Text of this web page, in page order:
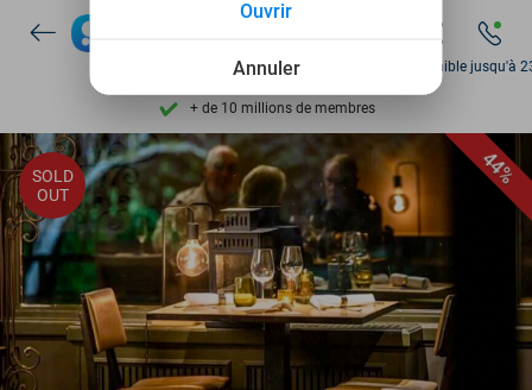
Découvrez + de 15.000 deals
Disponible 7 jours par semaine
+ de 10 millions de membres
9,4 basé sur 205 807 avis
Découvrez + de 15.000 deals
Disponible 7 jours par semaine
+ de 10 millions de membres
Disponible jusqu'à
44%
SOLD
OUT
Annuler
Ouvrir